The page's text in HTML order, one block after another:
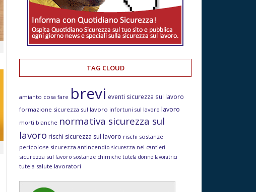
TAG CLOUD
amianto cosa fare brevi eventi sicurezza sul lavoro
formazione sicurezza sul lavoro infortuni sul lavoro lavoro
morti bianche normativa sicurezza sul
lavoro rischi sicurezza sul lavoro rischi sostanze
pericolose sicurezza antincendio sicurezza nei cantieri
sicurezza sul lavoro sostanze chimiche tutela donne lavoratrici
tutela salute lavoratori